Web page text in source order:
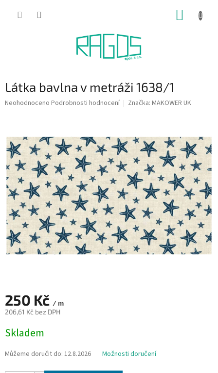
Látka bavlna v metráži 1638/1
Průměrné
0,0
z
hvězdiček.
Neohodnoceno Podrobnosti hodnocení Značka: MAKOWER UK
250 Kč / m
206,61 Kč bez DPH
cena:
Skladem
Můžeme doručit do: 12.8.2026 Možnosti doručení